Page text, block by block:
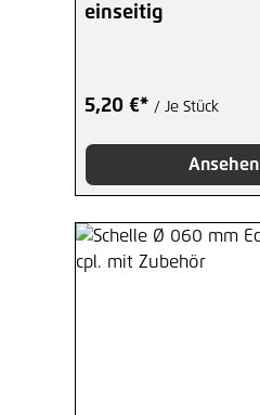
einseitig
5,20 €* / Je Stück
Ansehen